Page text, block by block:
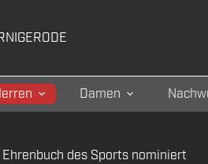
Damen
des Sports nominiert